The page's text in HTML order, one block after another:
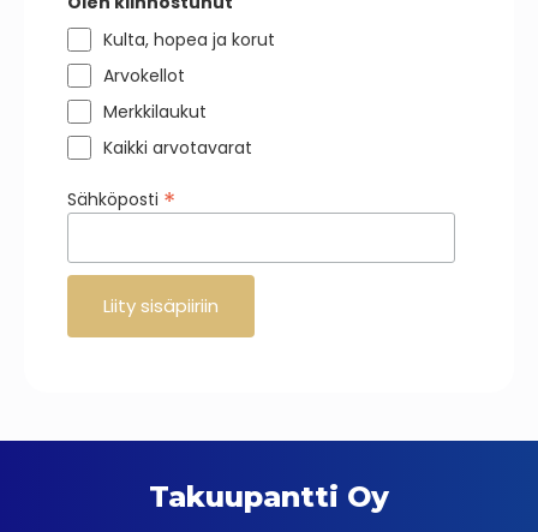
Kulta, hopea ja korut
Arvokellot
Merkkilaukut
Kaikki arvotavarat
Sähköposti *
Takuupantti Oy